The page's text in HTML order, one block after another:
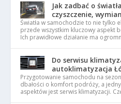
Jak zadbać o
czyszczenie,
Światła w samochodzie to nie tylko
przede wszystkim kluczowy aspekt
Ich prawidłowe działanie ma
Do serwisu
autoklimatyzacja
Przygotowanie samochodu na
dbałości o komfort podróży, a
aspektów jest serwis klimatyzacji.